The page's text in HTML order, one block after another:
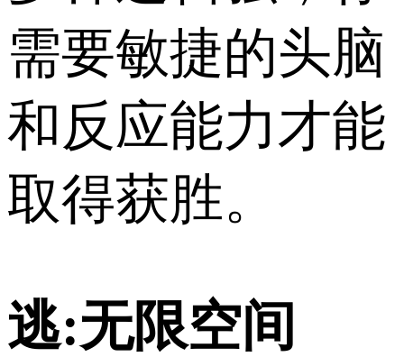
需要敏捷的头脑
和反应能力才能
取得获胜。
逃:无限空间